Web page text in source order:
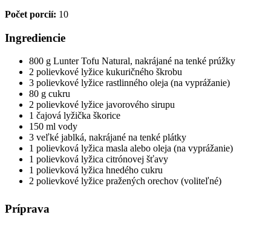
Počet porcií: 10
Ingrediencie
800 g Lunter Tofu Natural, nakrájané na tenké prúžky
2 polievkové lyžice kukuričného škrobu
3 polievkové lyžice rastlinného oleja (na vyprážanie)
80 g cukru
2 polievkové lyžice javorového sirupu
1 čajová lyžička škorice
150 ml vody
3 veľké jablká, nakrájané na tenké plátky
1 polievková lyžica masla alebo oleja (na vyprážanie)
1 polievková lyžica citrónovej šťavy
1 polievková lyžica hnedého cukru
2 polievkové lyžice pražených orechov (voliteľné)
Príprava